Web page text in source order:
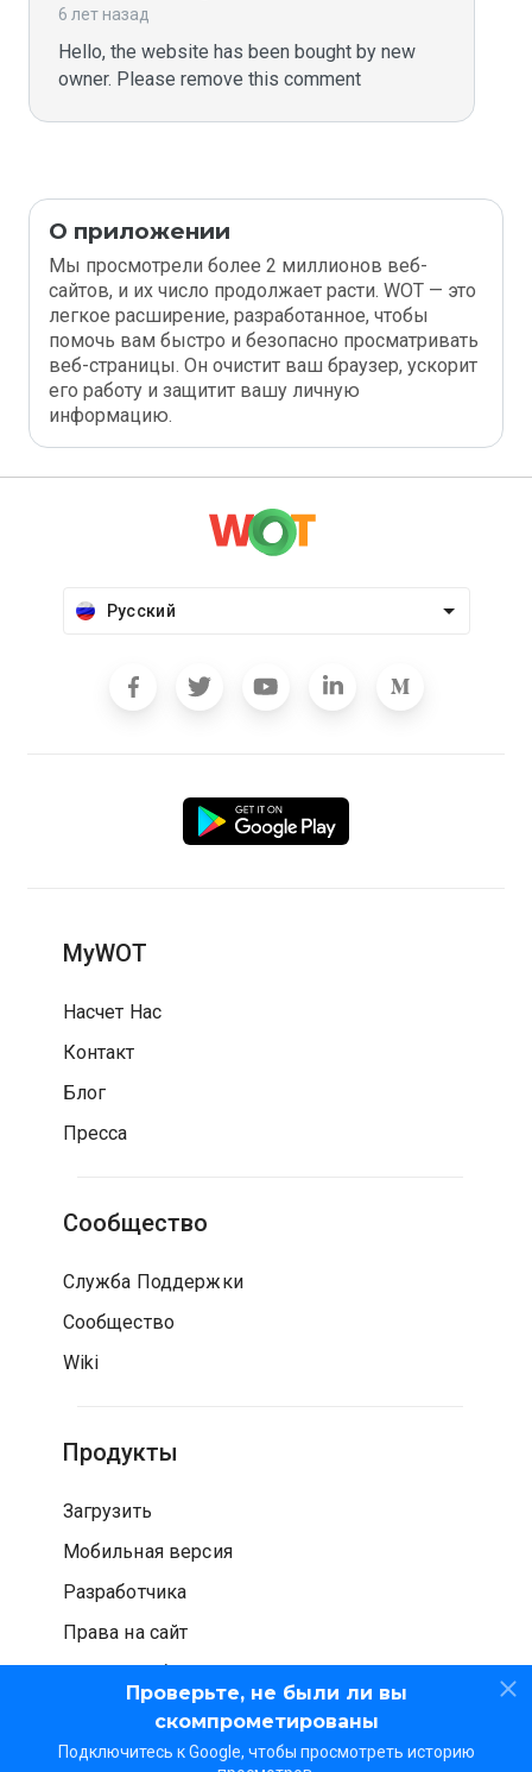
6 лет назад
Hello, the website has been bought by new
owner. Please remove this comment
Проверьте, не были ли вы
скомпрометированы
Подключитесь к Google, чтобы просмотреть историю
О приложении
Мы просмотрели более 2 миллионов веб-
сайтов, и их число продолжает расти. WOT — это
легкое расширение, разработанное, чтобы
помочь вам быстро и безопасно просматривать
веб-страницы. Он очистит ваш браузер, ускорит
его работу и защитит вашу личную
информацию.
Русский
MyWOT
Насчет Нас
Контакт
Блог
Пресса
Сообщество
Служба Поддержки
Сообщество
Wiki
Продукты
Загрузить
Мобильная версия
Разработчика
Права на сайт
Проверка безопасности